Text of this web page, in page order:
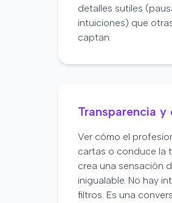
detalles sutiles
intuiciones) que
captan.
Transparencia y
Ver cómo el
cartas o conduce la
crea una sensación
inigualable. No hay
filtros. Es una